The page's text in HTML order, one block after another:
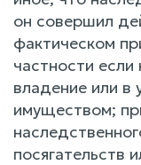
он совершил
фактическом
частности если
владение или в
имуществом;
посягательств